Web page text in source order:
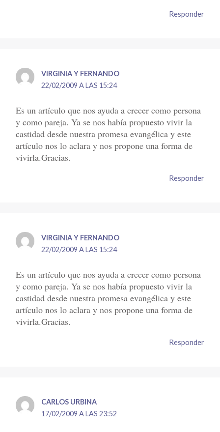
Responder
VIRGINIA Y FERNANDO
22/02/2009 A LAS 15:24
Es un artículo que nos ayuda a crecer como persona
y como pareja. Ya se nos había propuesto vivir la
castidad desde nuestra promesa evangélica y este
artículo nos lo aclara y nos propone una forma de
vivirla.Gracias.
Responder
VIRGINIA Y FERNANDO
22/02/2009 A LAS 15:24
Es un artículo que nos ayuda a crecer como persona
y como pareja. Ya se nos había propuesto vivir la
castidad desde nuestra promesa evangélica y este
artículo nos lo aclara y nos propone una forma de
vivirla.Gracias.
Responder
CARLOS URBINA
17/02/2009 A LAS 23:52